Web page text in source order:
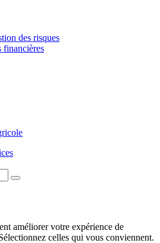
des risques
financières
améliorer votre expérience de
celles qui vous conviennent.